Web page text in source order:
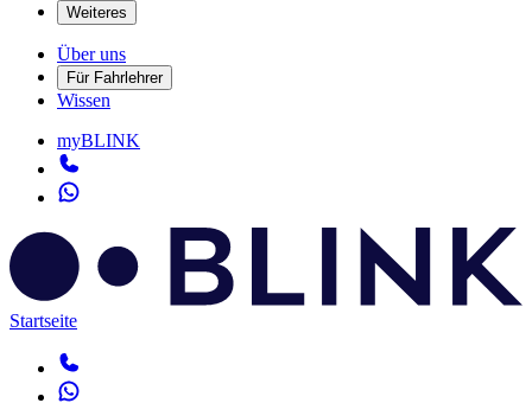
Weiteres
Über uns
Für Fahrlehrer
Wissen
myBLINK
Startseite